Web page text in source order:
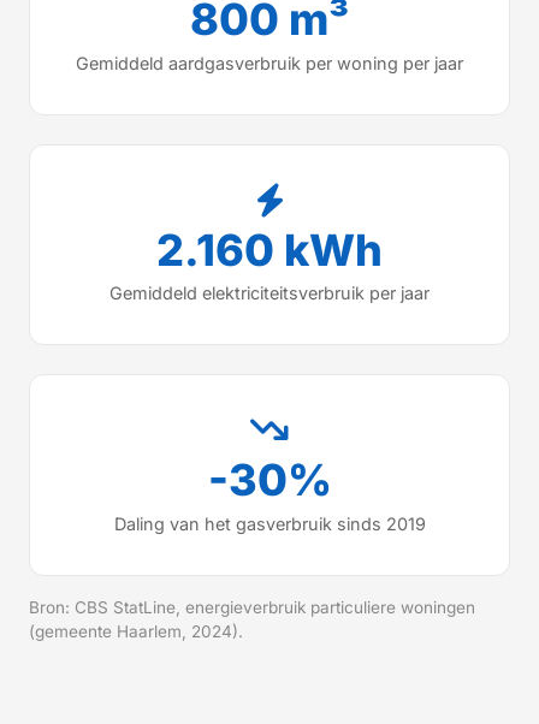
800 m³
Gemiddeld aardgasverbruik per woning per jaar
2.160 kWh
Gemiddeld elektriciteitsverbruik per jaar
-30%
Daling van het gasverbruik sinds 2019
Bron: CBS StatLine, energieverbruik particuliere woningen
(gemeente Haarlem, 2024).